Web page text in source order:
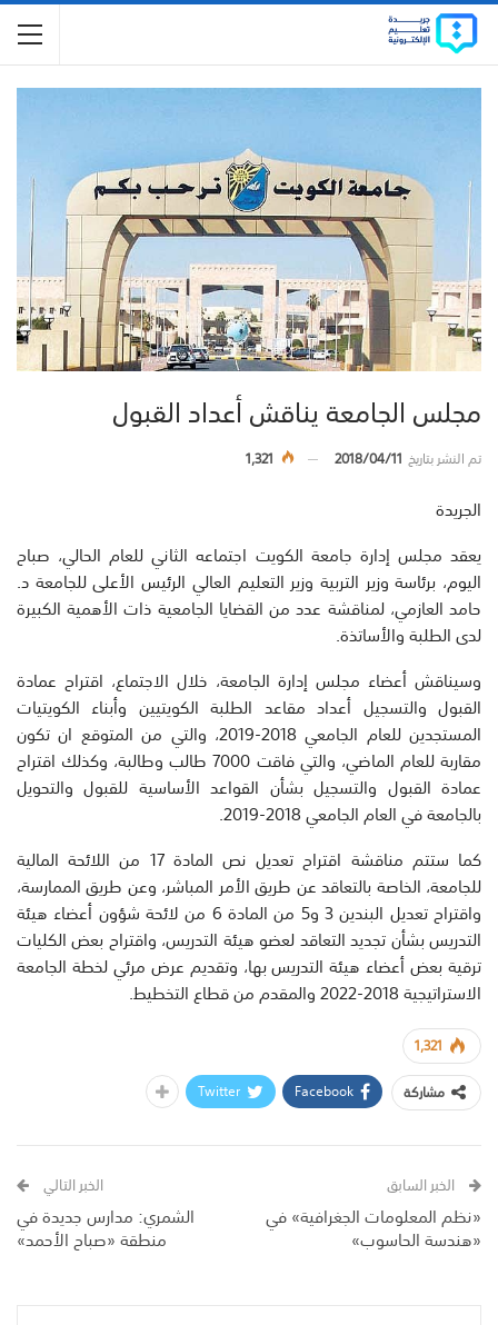
مجلس الجامعة يناقش أعداد القبول
تم النشر بتاريخ 2018/04/11
1,321
الجريدة
يعقد مجلس إدارة جامعة الكويت اجتماعه الثاني للعام الحالي، صباح
اليوم، برئاسة وزير التربية وزير التعليم العالي الرئيس الأعلى للجامعة د.
حامد العازمي، لمناقشة عدد من القضايا الجامعية ذات الأهمية الكبيرة
لدى الطلبة والأساتذة.
وسيناقش أعضاء مجلس إدارة الجامعة، خلال الاجتماع، اقتراح عمادة
القبول والتسجيل أعداد مقاعد الطلبة الكويتيين وأبناء الكويتيات
المستجدين للعام الجامعي 2018-2019، والتي من المتوقع ان تكون
مقاربة للعام الماضي، والتي فاقت 7000 طالب وطالبة، وكذلك اقتراح
عمادة القبول والتسجيل بشأن القواعد الأساسية للقبول والتحويل
بالجامعة في العام الجامعي 2018-2019.
كما ستتم مناقشة اقتراح تعديل نص المادة 17 من اللائحة المالية
للجامعة، الخاصة بالتعاقد عن طريق الأمر المباشر، وعن طريق الممارسة،
واقتراح تعديل البندين 3 و5 من المادة 6 من لائحة شؤون أعضاء هيئة
التدريس بشأن تجديد التعاقد لعضو هيئة التدريس، واقتراح بعض الكليات
ترقية بعض أعضاء هيئة التدريس بها، وتقديم عرض مرئي لخطة الجامعة
الاستراتيجية 2018-2022 والمقدم من قطاع التخطيط.
1,321
مشاركة
Facebook
Twitter
الخبر السابق
«نظم المعلومات الجغرافية» في
«هندسة الحاسوب»
الخبر التالي
الشمري: مدارس جديدة في
منطقة «صباح الأحمد»